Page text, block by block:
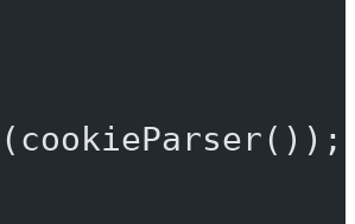
( cookieParser());